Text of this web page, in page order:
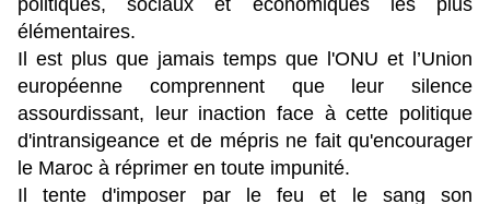
politiques, sociaux et économiques les plus
élémentaires.
Il est plus que jamais temps que l'ONU et l’Union
européenne comprennent que leur silence
assourdissant, leur inaction face à cette politique
d'intransigeance et de mépris ne fait qu'encourager
le Maroc à réprimer en toute impunité.
Il tente d'imposer par le feu et le sang son